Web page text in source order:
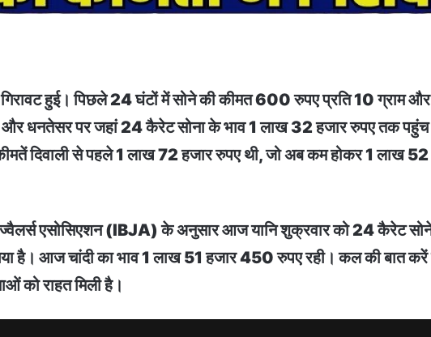
गिरावट हुई। पिछले 24 घंटों में सोने की कीमत 600 रुपए प्रति 10 ग्राम
और धनतेसर पर जहां 24 कैरेट सोना के भाव 1 लाख 32 हजार रुपए तक
दिवाली से पहले 1 लाख 72 हजार रुपए थी, जो अब कम होकर 1 लाख
एसोसिएशन (IBJA) के अनुसार आज यानि शुक्रवार को 24 कैरेट
आज चांदी का भाव 1 लाख 51 हजार 450 रुपए रही। कल की बात करें
को राहत मिली है।